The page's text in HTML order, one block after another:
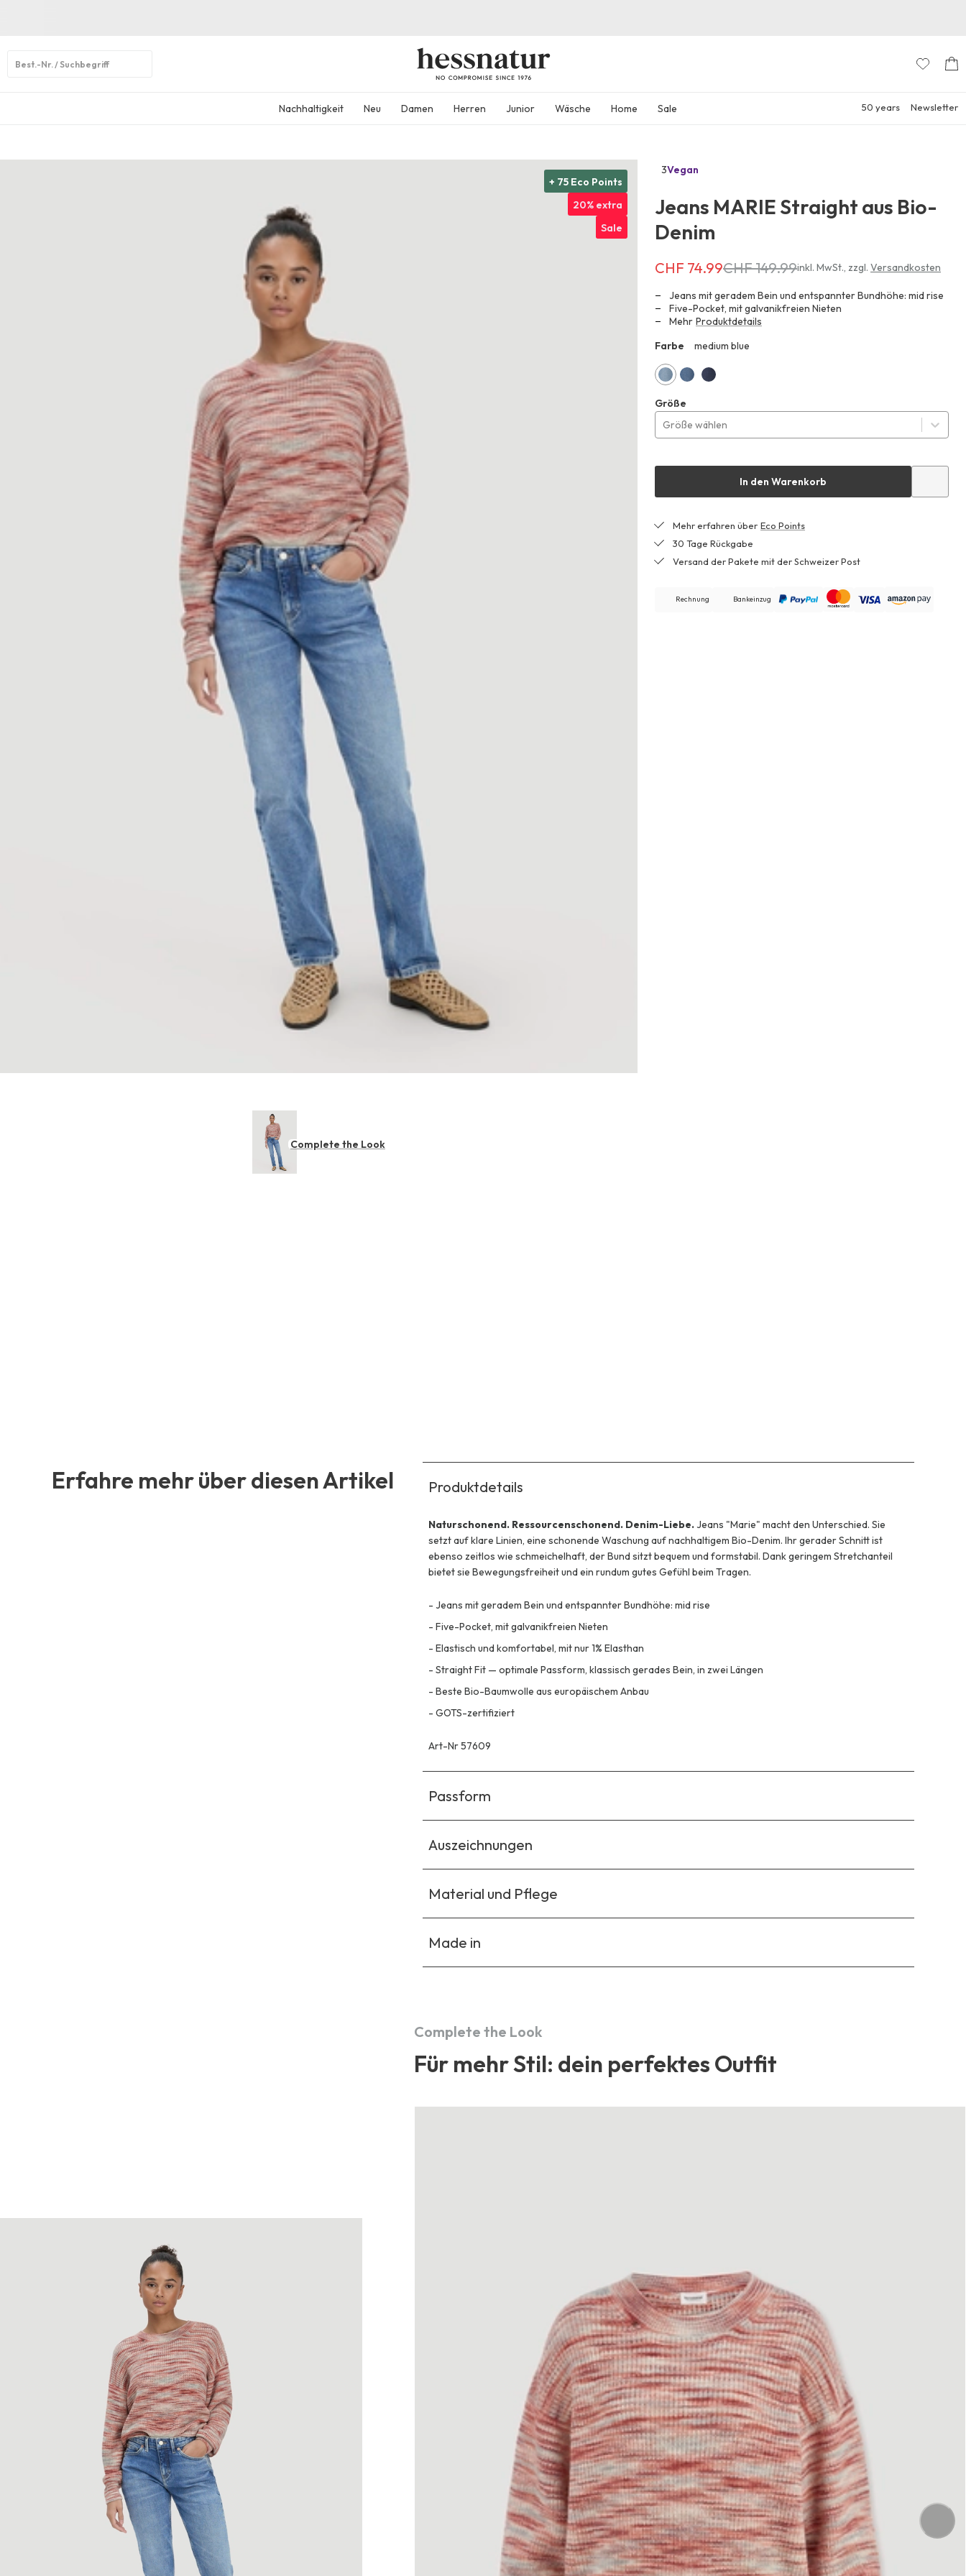
Nachhaltigkeit Neu Damen Herren Junior Wäsche Home Sale 50 years Newsletter
+ 75 Eco Points
20% extra
Sale
Zu
Reviews
3Vegan
Jeans MARIE Straight aus Bio-
Denim
Erhältlich
CHF 74.99
anstatt
CHF 149.99
CHF 74.99CHF 149.99inkl. MwSt.,zzgl. Versandkosten
Jeans mit geradem Bein und entspannter Bundhöhe: mid rise
Five-Pocket, mit galvanikfreien Nieten
Mehr Produktdetails
Farbe
medium blue
blueblueblue
Größe
Größe wählen
In den Warenkorb
Mehr erfahren über Eco Points
30 Tage Rückgabe
Versand der Pakete mit der Schweizer Post
Rechnung Bankeinzug
Complete the Look
Erfahre mehr über diesen Artikel Produktdetails
Naturschonend. Ressourcenschonend. Denim-Liebe.Jeans "Marie" macht den Unterschied. Sie
setzt auf klare Linien, eine schonende Waschung auf nachhaltigem Bio-Denim. Ihr gerader Schnitt ist
ebenso zeitlos wie schmeichelhaft, der Bund sitzt bequem und formstabil. Dank geringem Stretchanteil
bietet sie Bewegungsfreiheit und ein rundum gutes Gefühl beim Tragen.
- Jeans mit geradem Bein und entspannter Bundhöhe: mid rise
- Five-Pocket, mit galvanikfreien Nieten
- Elastisch und komfortabel, mit nur 1% Elasthan
- Straight Fit — optimale Passform, klassisch gerades Bein, in zwei Längen
- Beste Bio-Baumwolle aus europäischem Anbau
- GOTS-zertifiziert
Art-Nr 57609
Passform
Auszeichnungen
Material und Pflege
Made in
Complete the Look
Für mehr Stil: dein perfektes Outfit